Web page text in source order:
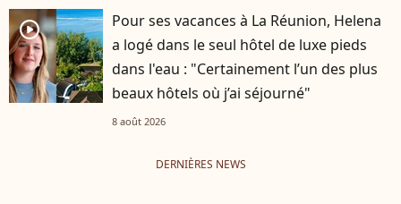
player2
Pour ses vacances à La Réunion, Helena
a logé dans le seul hôtel de luxe pieds
dans l'eau : "Certainement l’un des plus
beaux hôtels où j’ai séjourné"
8 août 2026
DERNIÈRES NEWS